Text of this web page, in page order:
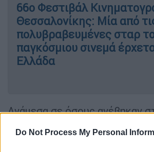
Do Not Process My Personal
66ο Φεστιβάλ
Θεσσαλονίκης: Μία από
πολυβραβευμένες σταρ
παγκόσμιου σινεμά
Ελλάδα
Ανάμεσα σε όσους ανέβηκαν
να μιλήσουν για το φεστιβάλ
του οπτικοακουστικού